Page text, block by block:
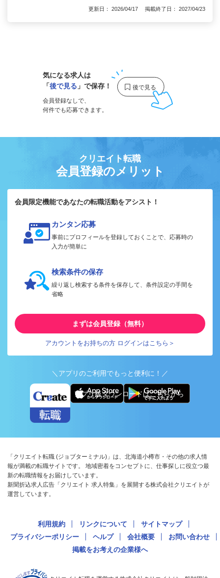
更新日： 2026/04/17 掲載終了日： 2027/04/23
気になる求人は
「後で見る 」で保存！
会員登録なしで、
何件でも応募できます。
クリエイト転職
会員登録のメリット
会員限定機能であなたの転職活動をアシスト！
カンタン応募
事前にプロフィールを登録しておくことで、応募時の
入力が簡単に
検索条件の保存
繰り返し検索する条件を保存して、条件設定の手間を
省略
まずは会員登録（無料）
アカウントをお持ちの方 ログインはこちら＞
＼アプリのご利用でもっと便利に！／
アプリ版ダウンロードはこちらから
「クリエイト転職 (ジョブターミナル)」は、北海道小樽市・その他の求人情
報が満載の転職サイトです。 地域密着をコンセプトに、仕事探しに役立つ最
新の転職情報をお届けしています。
新聞折込求人広告「クリエイト 求人特集」を展開する株式会社クリエイトが
運営しています。
利用規約 リンクについて
サイトマップ
プライバシーポリシー
ヘルプ 会社概要
お問い合わせ
掲載をお考えの企業様へ